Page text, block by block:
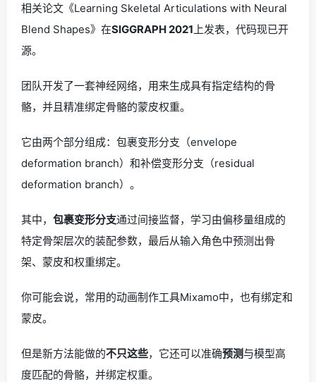
相关论文《Learning Skeletal Articulations with Neural
Blend Shapes》在SIGGRAPH 2021上发表，代码现已开
源。
团队开发了一套神经网络，用来生成具有指定结构的骨
骼，并且精准绑定骨骼的蒙皮权重。
它由两个部分组成：包裹变形分支（envelope
deformation branch）和补偿变形分支（residual
deformation branch）。
其中， 包裹变形分支通过间接监督，学习由偏移量组成的
特定骨架层次的装配参数，最后从输入角色中预测出骨
架、蒙皮和权重绑定。
你可能会说，常用的动画制作工具Mixamo中，也有绑定和
蒙皮。
但是新方法能做的不只这些，它还可以准确预测与模型高
度匹配的骨骼，并绑定权重。